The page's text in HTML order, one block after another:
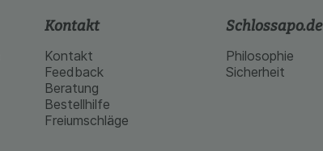
Kontakt
Kontakt
Feedback
Beratung
Bestellhilfe
Freiumschläge
Schlossapo.de
Philosophie
Sicherheit